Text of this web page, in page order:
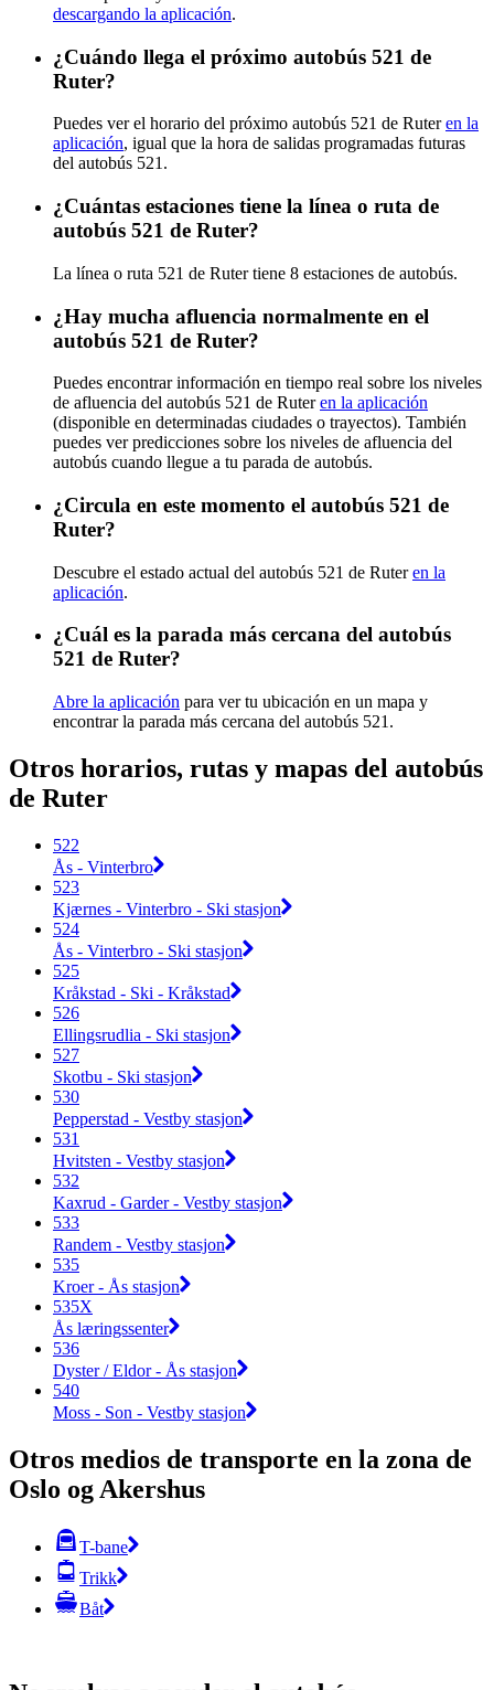
descargando la aplicación.
¿Cuándo llega el próximo autobús 521 de
Ruter?
Puedes ver el horario del próximo autobús 521 de Ruteren la
aplicación, igual que la hora de salidas programadas futuras
del autobús 521.
¿Cuántas estaciones tiene la línea o ruta de
autobús 521 de Ruter?
La línea o ruta 521 de Ruter tiene 8 estaciones de autobús.
¿Hay mucha afluencia normalmente en el
autobús 521 de Ruter?
Puedes encontrar información en tiempo real sobre los niveles
de afluencia del autobús 521 de Ruteren la aplicación
(disponible en determinadas ciudades o trayectos). También
puedes ver predicciones sobre los niveles de afluencia del
autobús cuando llegue a tu parada de autobús.
¿Circula en este momento el autobús 521 de
Ruter?
Descubre el estado actual del autobús 521 de Ruteren la
aplicación.
¿Cuál es la parada más cercana del autobús
521 de Ruter?
Abre la aplicación para ver tu ubicación en un mapa y
encontrar la parada más cercana del autobús 521.
Otros horarios, rutas y mapas del autobús
de Ruter
522
Ås - Vinterbro
523
Kjærnes - Vinterbro - Ski stasjon
524
Ås - Vinterbro - Ski stasjon
525
Kråkstad - Ski - Kråkstad
526
Ellingsrudlia - Ski stasjon
527
Skotbu - Ski stasjon
530
Pepperstad - Vestby stasjon
531
Hvitsten - Vestby stasjon
532
Kaxrud - Garder - Vestby stasjon
533
Randem - Vestby stasjon
535
Kroer - Ås stasjon
535X
Ås læringssenter
536
Dyster / Eldor - Ås stasjon
540
Moss - Son - Vestby stasjon
Otros medios de transporte en la zona de
Oslo og Akershus
T-bane
Trikk
Båt